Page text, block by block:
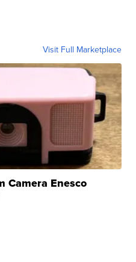
Visit Full Marketplace
Camera Enesco